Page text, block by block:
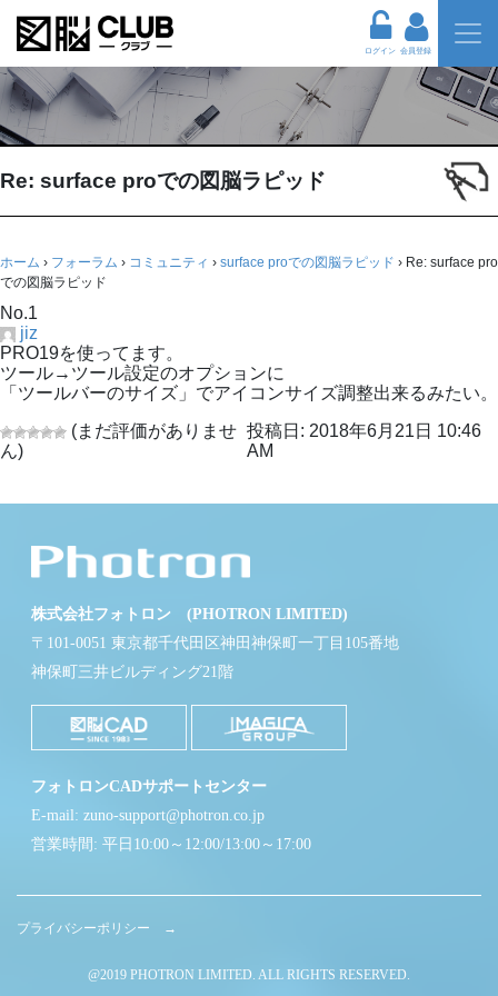
ログイン 会員登録
Re: surface proでの図脳ラピッド
ホーム › フォーラム › コミュニティ › surface proでの図脳ラピッド › Re: surface pro
での図脳ラピッド
No.1
jiz
PRO19を使ってます。
ツール→ツール設定のオプションに
「ツールバーのサイズ」でアイコンサイズ調整出来るみたい。
(まだ評価がありませ
ん)
投稿日: 2018年6月21日 10:46
AM
株式会社フォトロン (PHOTRON LIMITED)
〒101-0051 東京都千代田区神田神保町一丁目105番地
神保町三井ビルディング21階
フォトロンCADサポートセンター
E-mail: zuno-support@photron.co.jp
営業時間: 平日10:00～12:00/13:00～17:00
プライバシーポリシー →
@2019 PHOTRON LIMITED. ALL RIGHTS RESERVED.